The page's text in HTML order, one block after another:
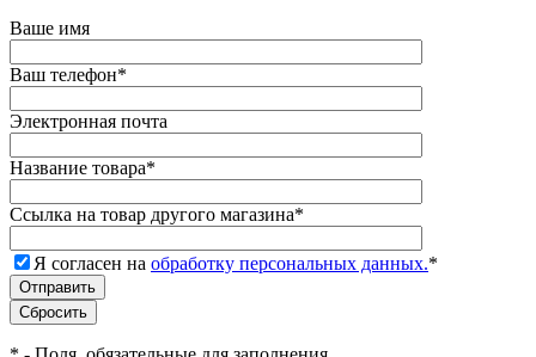
Ваше имя
Ваш телефон*
Электронная почта
Название товара*
Ссылка на товар другого магазина*
Я согласен на обработку персональных данных.*